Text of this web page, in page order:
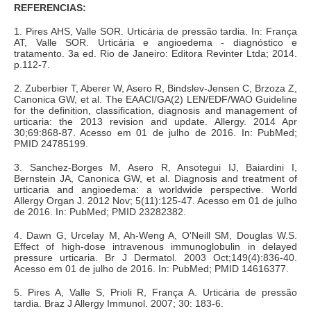
REFERENCIAS:
1. Pires AHS, Valle SOR. Urticária de pressão tardia. In: França
AT, Valle SOR. Urticária e angioedema - diagnóstico e
tratamento. 3a ed. Rio de Janeiro: Editora Revinter Ltda; 2014.
p.112-7.
2. Zuberbier T, Aberer W, Asero R, Bindslev-Jensen C, Brzoza Z,
Canonica GW, et al. The EAACI/GA(2) LEN/EDF/WAO Guideline
for the definition, classification, diagnosis and management of
urticaria: the 2013 revision and update. Allergy. 2014 Apr
30;69:868-87. Acesso em 01 de julho de 2016. In: PubMed;
PMID 24785199.
3. Sanchez-Borges M, Asero R, Ansotegui IJ, Baiardini I,
Bernstein JA, Canonica GW, et al. Diagnosis and treatment of
urticaria and angioedema: a worldwide perspective. World
Allergy Organ J. 2012 Nov; 5(11):125-47. Acesso em 01 de julho
de 2016. In: PubMed; PMID 23282382.
4. Dawn G, Urcelay M, Ah-Weng A, O'Neill SM, Douglas W.S.
Effect of high-dose intravenous immunoglobulin in delayed
pressure urticaria. Br J Dermatol. 2003 Oct;149(4):836-40.
Acesso em 01 de julho de 2016. In: PubMed; PMID 14616377.
5. Pires A, Valle S, Prioli R, França A. Urticária de pressão
tardia. Braz J Allergy Immunol. 2007; 30: 183-6.